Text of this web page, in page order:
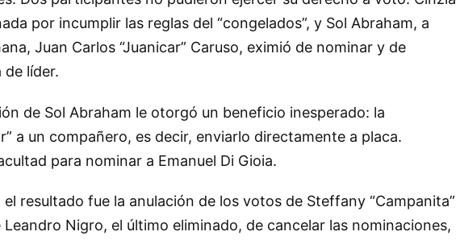
por incumplir las reglas del “congelados”, y Sol Abraham, a
Juan Carlos “Juanicar” Caruso, eximió de nominar y de
de líder.
de Sol Abraham le otorgó un beneficio inesperado: la
a un compañero, es decir, enviarlo directamente a placa.
para nominar a Emanuel Di Gioia.
resultado fue la anulación de los votos de Steffany “Campanita”
Leandro Nigro, el último eliminado, de cancelar las nominaciones,